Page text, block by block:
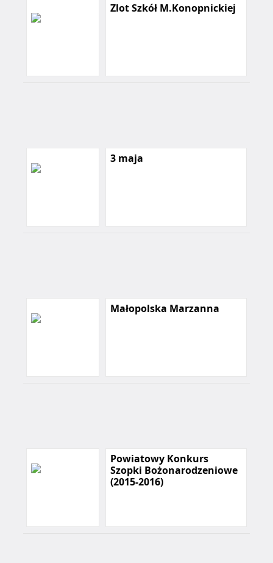
Zlot Szkół M.Konopnickiej
3 maja
Małopolska Marzanna
Powiatowy Konkurs
Szopki Bożonarodzeniowe
(2015-2016)